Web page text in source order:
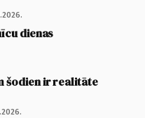
dienas
šodien ir realitāte